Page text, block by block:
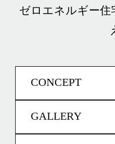
ゼロエネルギー住
CONCEPT
GALLERY